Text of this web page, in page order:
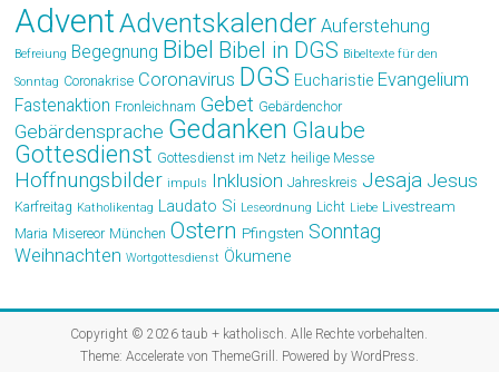
AdventAdventskalender Auferstehung
Befreiung Begegnung Bibel Bibel in DGS Bibeltexte für den
Sonntag Coronakrise Coronavirus DGS Eucharistie Evangelium
Fastenaktion Fronleichnam Gebet Gebärdenchor
Gebärdensprache Gedanken Glaube
Gottesdienst Gottesdienst im Netz heilige Messe
Hoffnungsbilder impuls Inklusion Jahreskreis Jesaja Jesus
Karfreitag Katholikentag Laudato Si Leseordnung Licht Liebe Livestream
Maria Misereor München Ostern Pfingsten Sonntag
Weihnachten Wortgottesdienst Ökumene
Copyright © 2026taub + katholisch. Alle Rechte vorbehalten.
Theme: Acceleratevon ThemeGrill. Powered by WordPress.